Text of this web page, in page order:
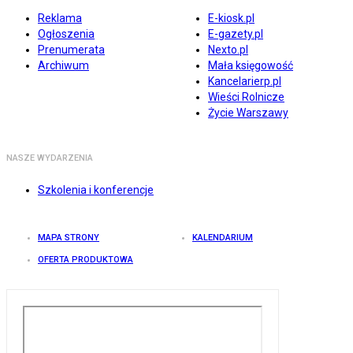
Reklama
Ogłoszenia
Prenumerata
Archiwum
E-kiosk.pl
E-gazety.pl
Nexto.pl
Mała księgowość
Kancelarierp.pl
Wieści Rolnicze
Życie Warszawy
NASZE WYDARZENIA
Szkolenia i konferencje
MAPA STRONY KALENDARIUM
OFERTA PRODUKTOWA